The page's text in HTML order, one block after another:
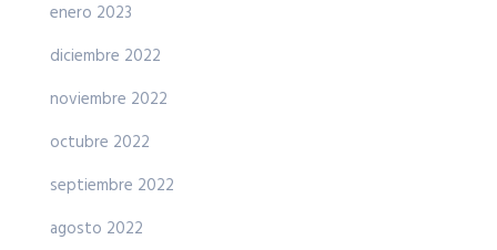
enero 2023
diciembre 2022
noviembre 2022
octubre 2022
septiembre 2022
agosto 2022